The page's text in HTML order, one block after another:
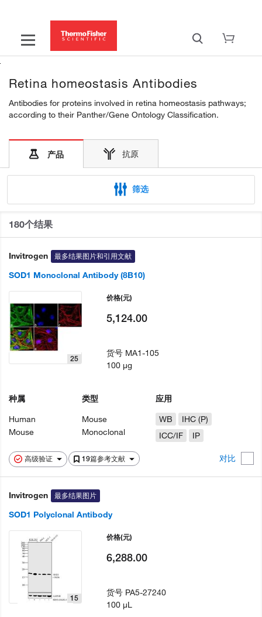
Retina homeostasis Antibodies
Antibodies for proteins involved in retina homeostasis pathways;
according to their Panther/Gene Ontology Classification.
产品 抗原
筛选
180个结果
Invitrogen 最多结果图片和引用文献
SOD1 Monoclonal Antibody (8B10)
高级验证 19篇参考文献 对比
25
种属
Human
Mouse
类型
Mouse
Monoclonal
应用
WB
IHC (P)
ICC/IF
IP
价格(元)
5,124.00
货号 MA1-105
100 µg
Invitrogen 最多结果图片
SOD1 Polyclonal Antibody
15
价格(元)
6,288.00
货号 PA5-27240
100 µL